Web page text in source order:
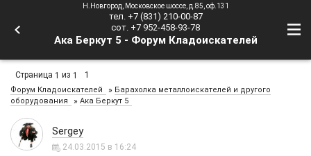
Н.Новгород, Московское шоссе, д.85, оф.131
тел. +7 (831) 210-00-87
сот. +7 952-458-93-78
Ака Беркут 5 - Форум Кладоискателей
Страница 1 из 1 1
Форум Кладоискателей » Барахолка металлоискателей и другого
оборудования
» Ака Беркут 5
Sergey
24.03.2015 в 16:24